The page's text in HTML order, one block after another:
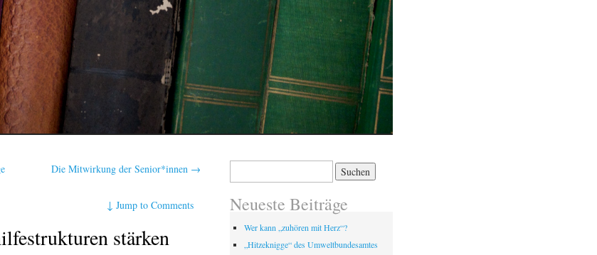
Die Mitwirkung der Senior*innen →
↓Jump to Comments
stärken
Neueste Beiträge
Wer kann „zuhören mit Herz“?
„Hitzeknigge“ des Umweltbundesamtes